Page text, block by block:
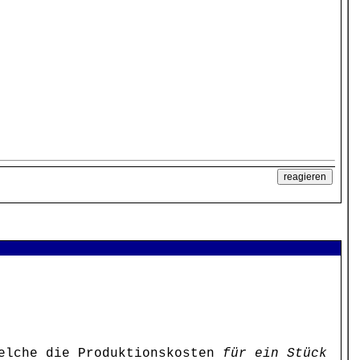
die Produktionskosten für ein Stück